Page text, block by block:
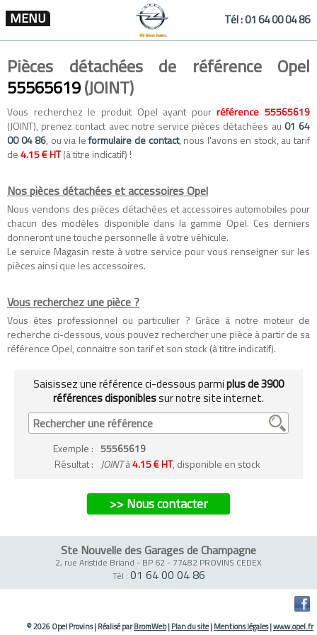
MENU Tél :01 64 00 04 86
Pièces détachées de référence Opel
55565619(JOINT)
Vous recherchez le produit Opel ayant pourréférence 55565619
(JOINT), prenez contact avec notre service pièces détachées au 01 64
00 04 86, ou via leformulaire de contact, nous l'avons en stock, au tarif
de4.15 € HT(à titre indicatif) !
Nos pièces détachées et accessoires Opel
Nous vendons des pièces détachées etaccessoires automobiles pour
chacun des modèles disponible dans la gamme Opel. Ces derniers
donneront une touche personnelle à votre véhicule.
Le service Magasin reste à votre service pour vous renseigner sur les
pièces ainsi que les accessoires.
Vous recherchez une pièce ?
Vous êtes professionnel ou particulier ? Grâce à notre moteur de
recherche ci-dessous, vous pouvez rechercher une pièce à partir de sa
référence Opel, connaitre son tarif et son stock (à titre indicatif).
Saisissez une référence ci-dessous parmiplus de 3900
références disponiblessur notre site internet.
Exemple : 55565619
Résultat : JOINTà4.15 € HT, disponible en stock
>> Nous contacter
Ste Nouvelle des Garages de Champagne
2, rue Aristide Briand - BP 62 - 77482 PROVINS CEDEX
Tél : 01 64 00 04 86
© 2026 Opel Provins|Réalisé parBromWeb|Plan du site|Mentions légales|www.opel.fr